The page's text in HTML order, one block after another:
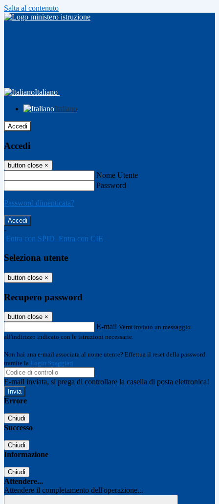
Salta al contenuto
Italiano
Italiano
Accedi
Accedi
button close ×
Nome Utente
Password
Password dimenticata?
-
Entra con SPID Entra con CIE
Seleziona utente
button close ×
Recupero password
button close ×
E-mail Verrà inviato un messaggio
all'indirizzo indicato con le istruzioni necessarie.
Non hai una e-mail associata al nome utente? Effettua il reset della password
tramite la Login Spaggiari
E-mail inviata, si prega di controllare la casella di posta elettronica!
Errore
Chiudi
Successo
Chiudi
Informazione
Chiudi
Attendere...
Attendere il completamento dell'operazione...